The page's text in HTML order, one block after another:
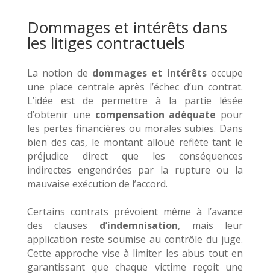
Dommages et intérêts dans
les litiges contractuels
La notion de dommages et intérêtsoccupe
une place centrale après l’échec d’un contrat.
L’idée est de permettre à la partie lésée
d’obtenir une compensation adéquate pour
les pertes financières ou morales subies. Dans
bien des cas, le montant alloué reflète tant le
préjudice direct que les conséquences
indirectes engendrées par la rupture ou la
mauvaise exécution de l’accord.
Certains contrats prévoient même à l’avance
des clauses d’indemnisation, mais leur
application reste soumise au contrôle du juge.
Cette approche vise à limiter les abus tout en
garantissant que chaque victime reçoit une